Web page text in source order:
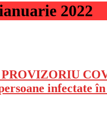
2022
infectate